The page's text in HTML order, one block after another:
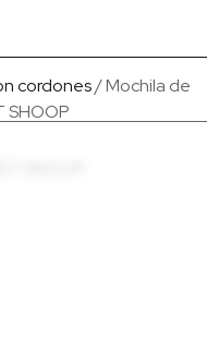
cordones/ Mochila de
SHOOP